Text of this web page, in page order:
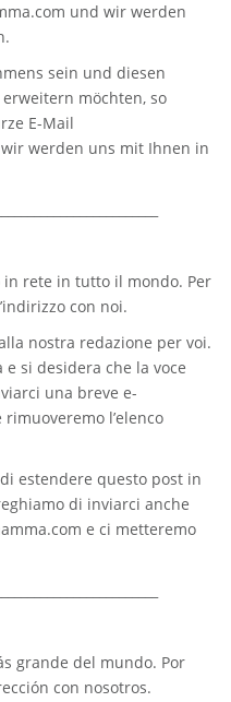
und wir werden
sein und diesen
möchten, so
E-Mail
werden uns mit Ihnen in
rete in tutto il mondo. Per
con noi.
nostra redazione per voi.
si desidera che la voce
una breve e-
rimuoveremo l’elenco
estendere questo post in
di inviarci anche
e ci metteremo
grande del mundo. Por
con nosotros.